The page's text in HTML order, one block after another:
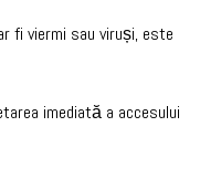
fi viermi sau viruși, este
imediată a accesului